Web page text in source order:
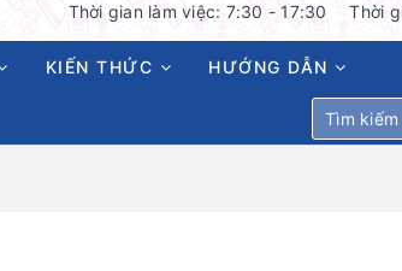
Thời gian làm việc: 7:30 - 17:30 Thời
KIẾN THỨC HƯỚNG DẪN